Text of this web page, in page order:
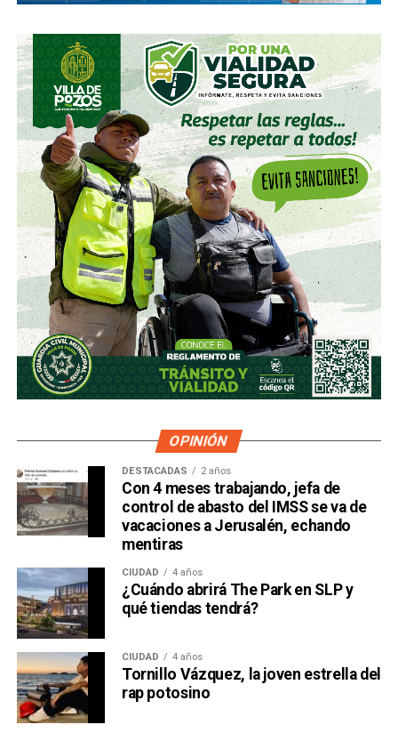
OPINIÓN
DESTACADAS 2 años
Con 4 meses trabajando, jefa de
control de abasto del IMSS se va de
vacaciones a Jerusalén, echando
mentiras
CIUDAD 4 años
¿Cuándo abrirá The Park en SLP y
qué tiendas tendrá?
CIUDAD 4 años
Tornillo Vázquez, la joven estrella del
rap potosino